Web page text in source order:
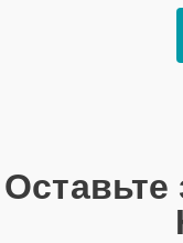
Оставьте